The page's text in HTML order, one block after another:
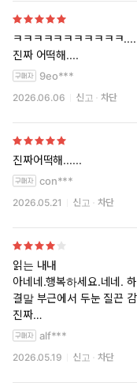
ㅋㅋㅋㅋㅋㅋㅋㅋㅋㅋㅋ
진짜 어떡해....
9eo***
2026.06.06 신고 차단
진짜어떡해......
con***
2026.05.21 신고 차단
읽는 내내
아네네.행복하세요.네네.
결말 부근에서 두눈 질끈
진짜
진짜어떡하냐..................
alf***
2026.05.19 신고 차단